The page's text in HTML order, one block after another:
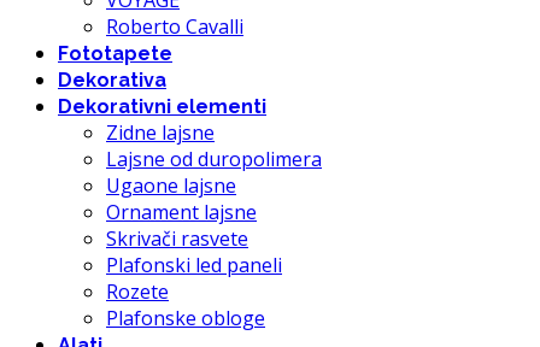
Roberto Cavalli
Fototapete
Dekorativa
Dekorativni elementi
Zidne lajsne
Lajsne od duropolimera
Ugaone lajsne
Ornament lajsne
Skrivači rasvete
Plafonski led paneli
Rozete
Plafonske obloge